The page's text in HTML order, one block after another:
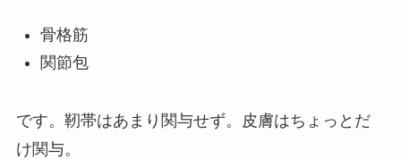
骨格筋
関節包
です。靭帯はあまり関与せず。皮膚はちょっとだ
け関与。